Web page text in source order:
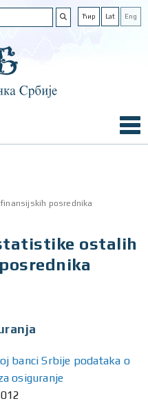
Ћир Lat Eng
posrednika
ostalih
banci Srbije podataka o
osiguranje